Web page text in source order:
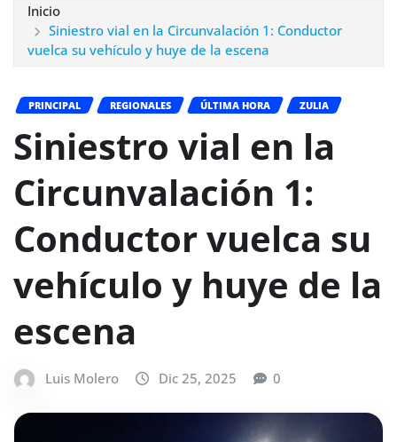
Inicio
Siniestro vial en la Circunvalación 1: Conductor
vuelca su vehículo y huye de la escena
PRINCIPAL REGIONALES ÚLTIMA HORA ZULIA
Siniestro vial en la
Circunvalación 1:
Conductor vuelca su
vehículo y huye de la
escena
Luis Molero Dic 25, 2025 0